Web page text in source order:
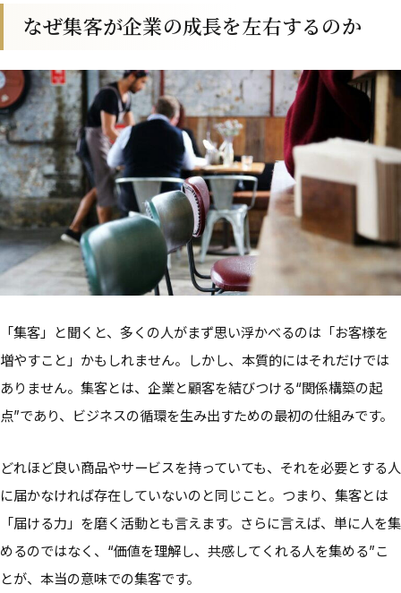
なぜ集客が企業の成長を左右するのか
「集客」と聞くと、多くの人がまず思い浮かべるのは「お客様を
増やすこと」かもしれません。しかし、本質的にはそれだけでは
ありません。集客とは、企業と顧客を結びつける“関係構築の起
点”であり、ビジネスの循環を生み出すための最初の仕組みです。
どれほど良い商品やサービスを持っていても、それを必要とする人
に届かなければ存在していないのと同じこと。つまり、集客とは
「届ける力」を磨く活動とも言えます。さらに言えば、単に人を集
めるのではなく、“価値を理解し、共感してくれる人を集める”こ
とが、本当の意味での集客です。